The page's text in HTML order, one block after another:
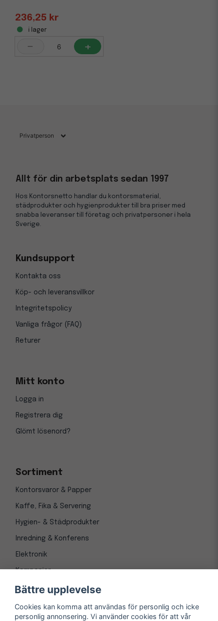
236,25 kr
i lager
- +
Allt för din arbetsplats sedan 1997
Hos Kontorsnetto handlar du kontorsmaterial,
städprodukter och hygienprodukter till bra priser med
snabba leveranser till företag och privatpersoner i hela
Sverige.
Kundsupport
Kontakta oss
Köp- och leveransvillkor
Integritetspolicy
Vanliga frågor (FAQ)
Returer
Mitt konto
Logga in
Registrera dig
Glömt lösenord?
Sortiment
Kontorsvaror & Papper
Kaffe, Fika & Servering
Hygien- & Städprodukter
Inredning & Konferens
Elektronik
Kampanjer
Bättre upplevelse
Cookies kan komma att användas för personlig och icke
personlig annonsering. Vi använder cookies för att vår